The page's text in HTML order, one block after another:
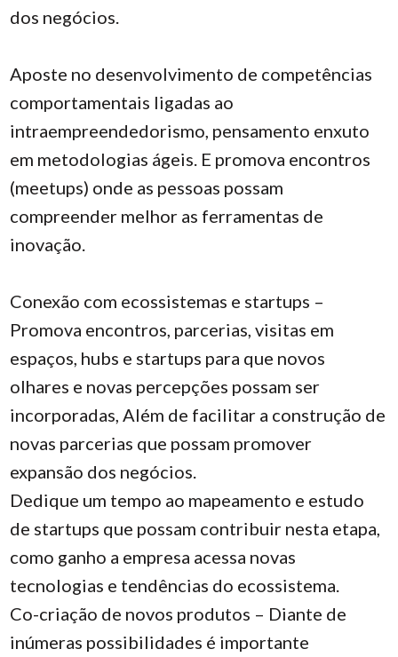
dos negócios.
Aposte no desenvolvimento de competências
comportamentais ligadas ao
intraempreendedorismo, pensamento enxuto
em metodologias ágeis. E promova encontros
(meetups) onde as pessoas possam
compreender melhor as ferramentas de
inovação.
Conexão com ecossistemas e startups –
Promova encontros, parcerias, visitas em
espaços, hubs e startups para que novos
olhares e novas percepções possam ser
incorporadas, Além de facilitar a construção de
novas parcerias que possam promover
expansão dos negócios.
Dedique um tempo ao mapeamento e estudo
de startups que possam contribuir nesta etapa,
como ganho a empresa acessa novas
tecnologias e tendências do ecossistema.
Co-criação de novos produtos – Diante de
inúmeras possibilidades é importante